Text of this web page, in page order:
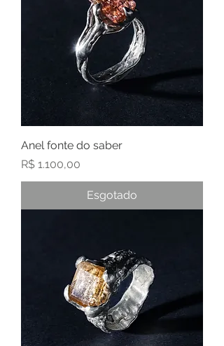
Anel fonte do saber
Preço
R$ 1.100,00
Esgotado